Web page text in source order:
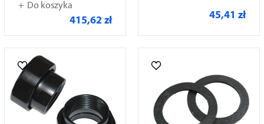
Do koszyka
415,62 zł 45,41 zł